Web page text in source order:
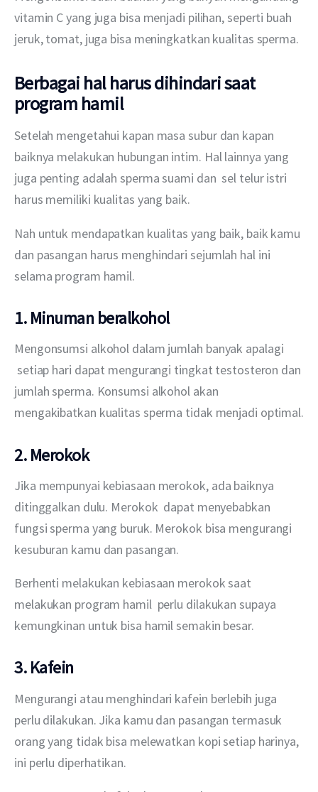
vitamin C yang juga bisa menjadi pilihan, seperti buah
jeruk, tomat, juga bisa meningkatkan kualitas sperma.
Berbagai hal harus dihindari saat
program hamil
Setelah mengetahui kapan masa subur dan kapan
baiknya melakukan hubungan intim. Hal lainnya yang
juga penting adalah sperma suami dan  sel telur istri
harus memiliki kualitas yang baik.
Nah untuk mendapatkan kualitas yang baik, baik kamu
dan pasangan harus menghindari sejumlah hal ini
selama program hamil.
1. Minuman beralkohol
Mengonsumsi alkohol dalam jumlah banyak apalagi
setiap hari dapat mengurangi tingkat testosteron dan
jumlah sperma. Konsumsi alkohol akan
mengakibatkan kualitas sperma tidak menjadi optimal.
2. Merokok
Jika mempunyai kebiasaan merokok, ada baiknya
ditinggalkan dulu. Merokok  dapat menyebabkan
fungsi sperma yang buruk. Merokok bisa mengurangi
kesuburan kamu dan pasangan.
Berhenti melakukan kebiasaan merokok saat
melakukan program hamil  perlu dilakukan supaya
kemungkinan untuk bisa hamil semakin besar.
3. Kafein
Mengurangi atau menghindari kafein berlebih juga
perlu dilakukan. Jika kamu dan pasangan termasuk
orang yang tidak bisa melewatkan kopi setiap harinya,
ini perlu diperhatikan.